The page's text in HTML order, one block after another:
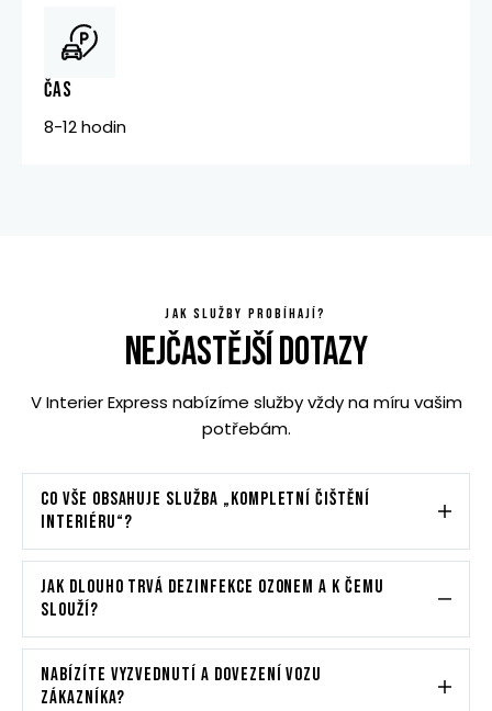
ČAS
8-12 hodin
JAK SLUŽBY PROBÍHAJÍ?
NEJČASTĚJŠÍ DOTAZY
V Interier Express nabízíme služby vždy na míru vašim
potřebám.
CO VŠE OBSAHUJE SLUŽBA „KOMPLETNÍ ČIŠTĚNÍ
INTERIÉRU“?
JAK DLOUHO TRVÁ DEZINFEKCE OZONEM A K ČEMU
SLOUŽÍ?
NABÍZÍTE VYZVEDNUTÍ A DOVEZENÍ VOZU
ZÁKAZNÍKA?